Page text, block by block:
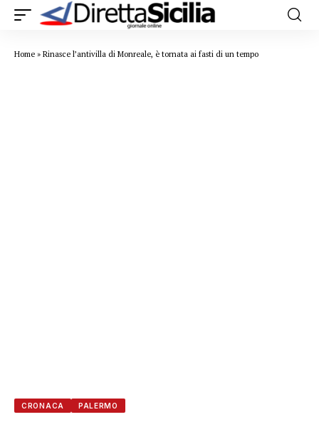
Home » Rinasce l’antivilla di Monreale, è tornata ai fasti di un tempo
CRONACA PALERMO